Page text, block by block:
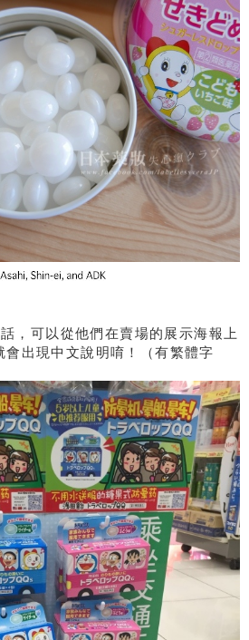
，可以從他們在賣場的展示海報上
出現中文說明唷！（有繁體字